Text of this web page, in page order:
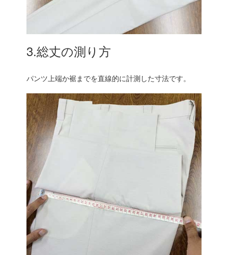
3.総丈の測り方
パンツ上端か裾までを直線的に計測した寸法です。